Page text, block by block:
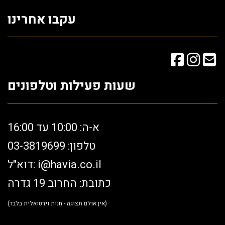
עקבו אחרינו
שעות פעילות וטלפונים
א-ה: 10:00 עד 16:00
טלפון: 03-3819699
דוא"ל: i@havia.co.il
כתובת: החרוב 19 גדרה
(אין אולם תצוגה - חנות וירטואלית בלבד)